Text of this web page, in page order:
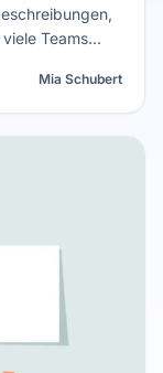
Teams
passt das alles
Mia Schubert